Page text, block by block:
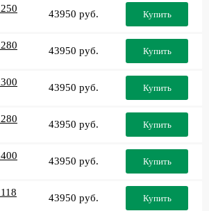
43950 руб. Купить
43950 руб. Купить
43950 руб. Купить
43950 руб. Купить
43950 руб. Купить
43950 руб. Купить